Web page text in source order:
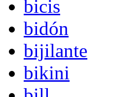
bicis
bidón
bijilante
bikini